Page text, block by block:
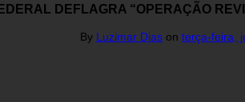
DEFLAGRA “OPERAÇÃO
By Luzimar Dias on terça-feira,